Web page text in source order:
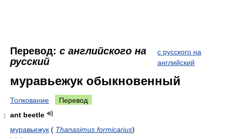
Перевод: с английского на
русский
с русского на
английский
муравьежук обыкновенный
Толкование Перевод
1
ant beetle
муравьежук ( Thanasimus formicarius)